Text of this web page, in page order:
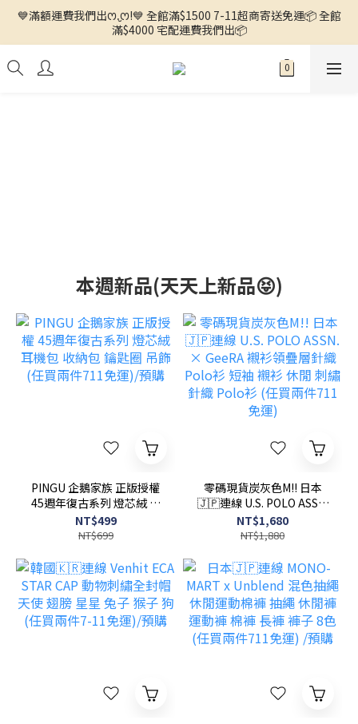
🌼徵求客人中🌼 ◕ᴗ<.ᐟ 更多新品歡迎追蹤官方INSTAGRAM🔗
💙滿額運費我們出ꯁ.̮ꯁ!💙 全館滿$1500 7-11超商寄送免運📦 全館
滿$4000 宅配運費我們出📦
🌼徵求客人中🌼 ◕ᴗ<.ᐟ 更多新品歡迎追蹤官方INSTAGRAM🔗
本週新品(天天上新品😝)
PINGU 企鵝家族 正版授權
45週年復古系列 燈芯絨 耳
機包 收納包 鑰匙圈 吊飾
(任買兩件711免運)/預購
NT$499
NT$699
零碼現貨炭灰色M!! 日本
🇯🇵連線 U.S. POLO ASSN.
× GeeRA 襯衫領疊層針織
Polo衫 短袖 襯衫 休閒 刺繡
免運)
NT$1,680
NT$1,880